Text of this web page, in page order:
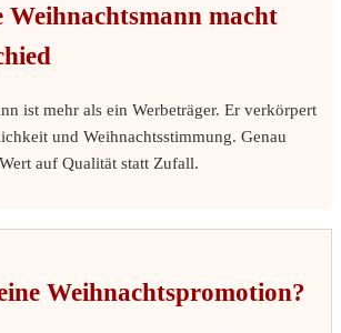
Weihnachtsmann macht
ist mehr als ein Werbeträger. Er verkörpert
und Weihnachtsstimmung. Genau
auf Qualität statt Zufall.
Weihnachtspromotion?